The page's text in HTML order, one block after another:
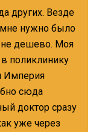
других. Везде
мне нужно было
не дешево. Моя
поликлинику
Империя
сюда
доктор сразу
уже через